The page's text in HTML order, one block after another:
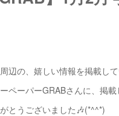
辺の、嬉しい情報を掲載し
ペーパーGRABさんに、掲載
とうございました🎶(*^^*)